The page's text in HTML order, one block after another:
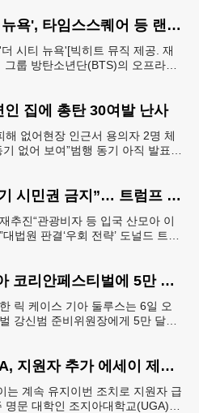
BTS '더 시티 뉴욕', 타임스스퀘어 등 랜드마크 빛냈다
시티 뉴욕'[빅히트 뮤직 제공. 재
룹 방탄소년단(BTS)의 오프라인
인 집에 총탄 30여발 난사
없어현장 인근서 용의자 2명 체
기 없어 보여”범행 동기 아직 발표
“원정출산 아기 시민권 금지”… 트럼프 행정명령 서명
추진“관광비자 등 입국 산모아 이
법원 판결‘우회 전략’ 도널드 트럼
릭 케이스 기아 코리안페스티벌에 5만 달러 후원
릭 케이스 기아 둘루스는 6일 오
강신범 준비위원장에게 5만 달러
조지아텍⋅UGA, 지원자 추가 에세이 제출 폐지
는 계속 유지이번 조치로 지원자 급
문 대학인 조지아대학교(UGA)와